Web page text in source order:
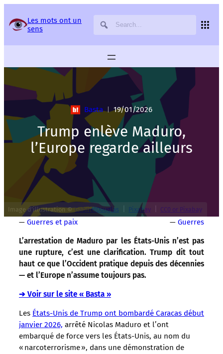
Les mots ont un
sens
Basta 19/01/2026
Trump enlève Maduro,
l’Europe regarde ailleurs
Image d’illustration ©GabrielDouglas Pixabay CC0 or Pixabay
— Guerres et paix — Guerres
L’arrestation de Maduro par les États-Unis n’est pas
une rupture, c’est une clarification. Trump dit tout
haut ce que l’Occident pratique depuis des décennies
— et l’Europe n’assume toujours pas.
➔ Voir sur le site « Basta »
Les États-Unis de Trump ont bombardé Caracas début
janvier 2026, arrêté Nicolas Maduro et l’ont
embarqué de force vers les États-Unis, au nom du
« narcoterrorisme », dans une démonstration de
Panneau de gestion des services